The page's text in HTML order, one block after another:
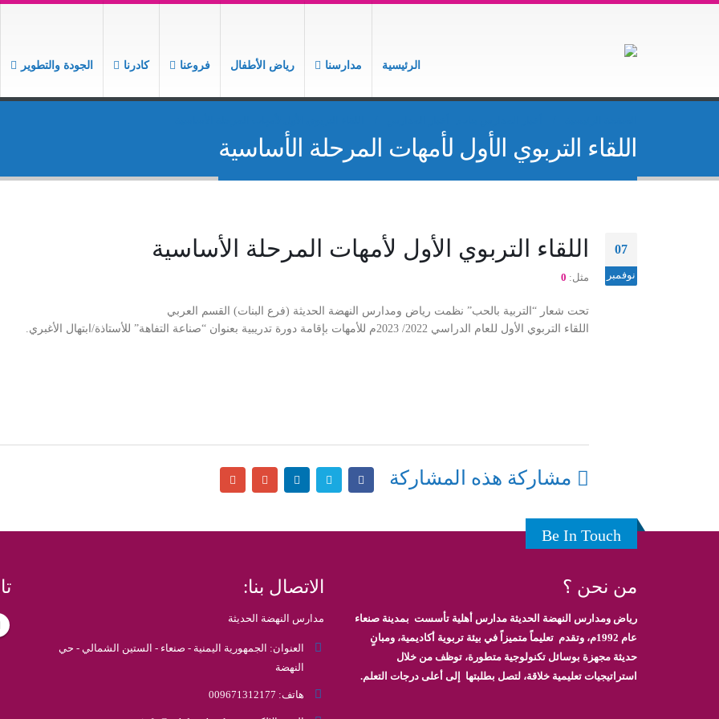
الرئيسية مدارسنا رياض الأطفال فروعنا كادرنا الجودة والتطوير
اللقاء التربوي الأول لأمهات المرحلة الأساسية
07
نوفمبر
اللقاء التربوي الأول لأمهات المرحلة الأساسية
مثل: 0
تحت شعار “التربية بالحب” نظمت رياض ومدارس النهضة الحديثة (فرع البنات) القسم العربي
اللقاء التربوي الأول للعام الدراسي 2022/ 2023م للأمهات بإقامة دورة تدريبية بعنوان “صناعة التفاهة” للأستاذة/ابتهال الأغبري.
مشاركة هذه المشاركة
Be In Touch
من نحن ؟
رياض ومدارس النهضة الحديثة مدارس أهلية تأسست بمدينة صنعاء
عام 1992م، وتقدم تعليماً متميزاً في بيئة تربوية أكاديمية، ومبانٍ
حديثة مجهزة بوسائل تكنولوجية متطورة، توظف من خلال
استراتيجيات تعليمية خلاقة، لتصل بطلبتها إلى أعلى درجات التعلم.
الاتصال بنا:
مدارس النهضة الحديثة
العنوان:
الجمهورية اليمنية - صنعاء - الستين الشمالي - حي
النهضة
هاتف: 009671312177